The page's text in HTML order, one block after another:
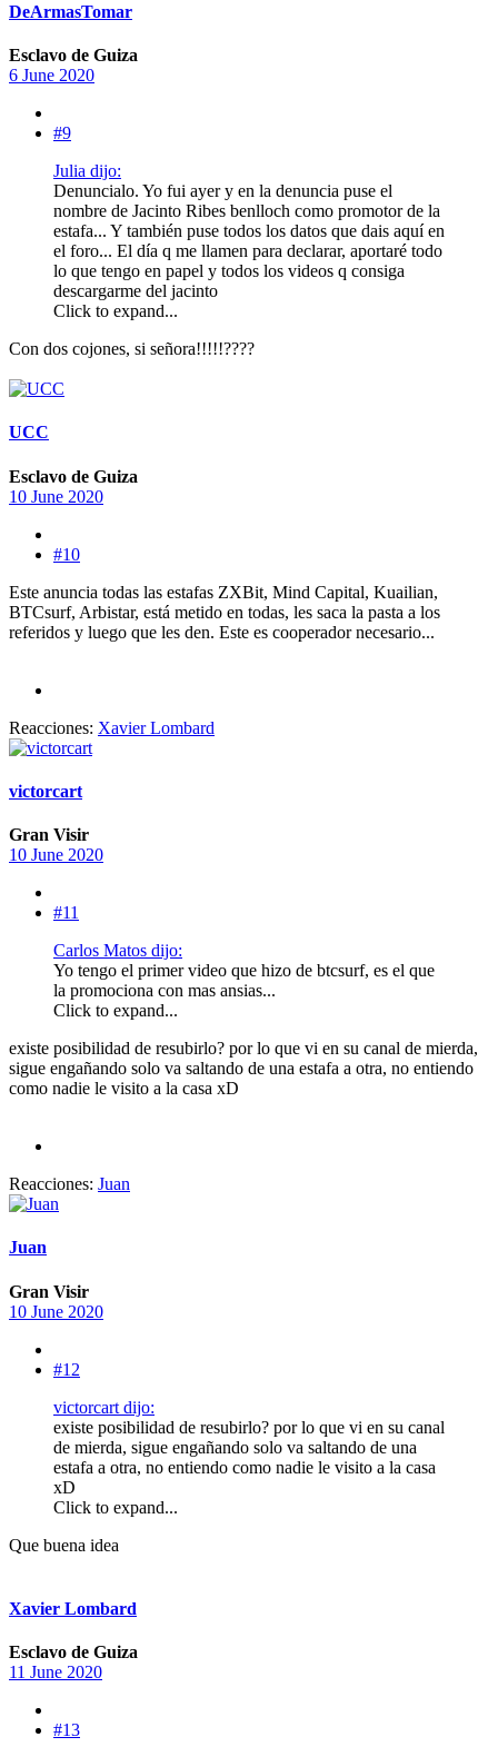
DeArmasTomar
Esclavo de Guiza
6 June 2020
#9
Julia dijo:
Denuncialo. Yo fui ayer y en la denuncia puse el
nombre de Jacinto Ribes benlloch como promotor de la
estafa... Y también puse todos los datos que dais aquí en
el foro... El día q me llamen para declarar, aportaré todo
lo que tengo en papel y todos los videos q consiga
descargarme del jacinto
Click to expand...
Con dos cojones, si señora!!!!!????
UCC
Esclavo de Guiza
10 June 2020
#10
Este anuncia todas las estafas ZXBit, Mind Capital, Kuailian,
BTCsurf, Arbistar, está metido en todas, les saca la pasta a los
referidos y luego que les den. Este es cooperador necesario...
Reacciones: Xavier Lombard
victorcart
Gran Visir
10 June 2020
#11
Carlos Matos dijo:
Yo tengo el primer video que hizo de btcsurf, es el que
la promociona con mas ansias...
Click to expand...
existe posibilidad de resubirlo? por lo que vi en su canal de mierda,
sigue engañando solo va saltando de una estafa a otra, no entiendo
como nadie le visito a la casa xD
Reacciones: Juan
Juan
Gran Visir
10 June 2020
#12
victorcart dijo:
existe posibilidad de resubirlo? por lo que vi en su canal
de mierda, sigue engañando solo va saltando de una
estafa a otra, no entiendo como nadie le visito a la casa
xD
Click to expand...
Que buena idea
Xavier Lombard
Esclavo de Guiza
11 June 2020
#13